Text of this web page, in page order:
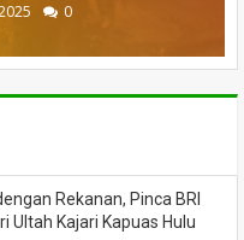
0 0
0
00
Rekanan, Pinca BRI
Ultah Kajari Kapuas Hulu